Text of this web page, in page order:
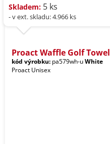
Skladem: 5 ks
- v ext. skladu: 4.966 ks
Proact Waffle Golf Towel
kód výrobku: pa579wh-uWhite
Proact Unisex